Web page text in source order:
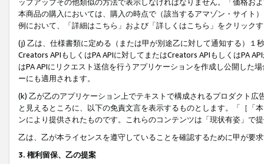
本商品の購入においては、購入の時点で（該当するアマゾン・サイト
例において、「詳細はこちら」および「詳しくはこちら」をクリック
(j) 乙は、仕様書類に定める（または甲が別途乙に対して通知する）
Creators APIもしくはPA APIに対してまたはCreators APIもしくはPA
はPA APIにリクエスト送信を行うアプリケーションを作成し公開した
ーにも適用されます。
(k) 乙が乙のアプリケーション上でテキストで構成されるプロダクト
と見えるところに、以下の免責文言を表示するものとします。「［「
ンにより提供されたものです。これらのコンテンツは「現状有姿」で
乙は、乙が本ライセンスを遵守していることを確認するために甲が要
3. 権利留保、乙の提案